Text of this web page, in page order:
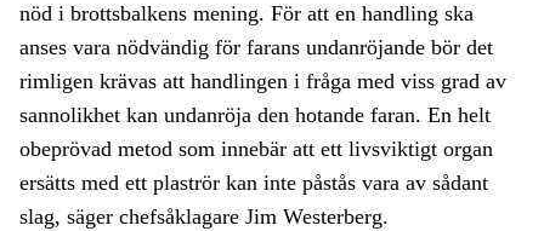
nöd i brottsbalkens mening. För att en handling ska
anses vara nödvändig för farans undanröjande bör det
rimligen krävas att handlingen i fråga med viss grad av
sannolikhet kan undanröja den hotande faran. En helt
obeprövad metod som innebär att ett livsviktigt organ
ersätts med ett plaströr kan inte påstås vara av sådant
slag, säger chefsåklagare Jim Westerberg.